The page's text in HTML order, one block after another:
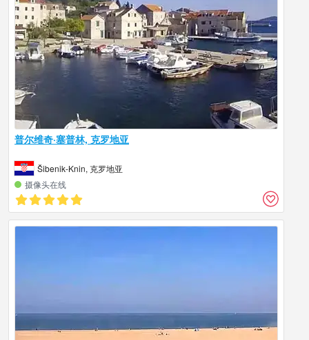
普尔维奇·塞普林, 克罗地亚
Šibenik-Knin, 克罗地亚
摄像头在线